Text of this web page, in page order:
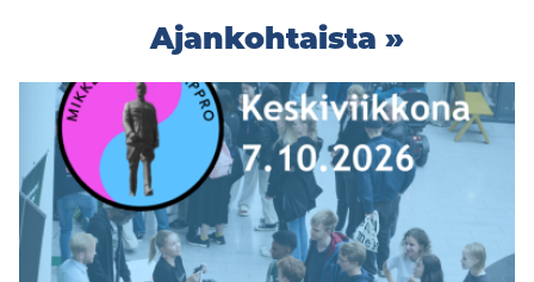
Ajankohtaista »